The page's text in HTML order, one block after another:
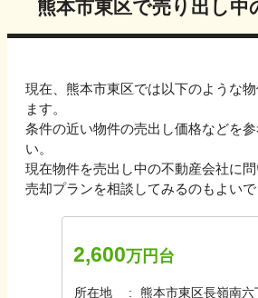
熊本市東区で売り出し中
現在、 熊本市東区では以下のような
ます。
条件の近い物件の売出し価格などを
い。
現在物件を売出し中の不動産会社に
売却プランを相談してみるのもよいで
2,600万円台
所在地
熊本市東区長嶺南六